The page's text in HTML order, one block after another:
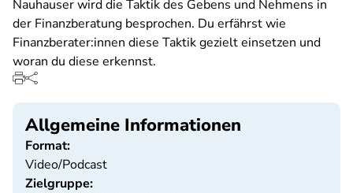
Nauhauser wird die Taktik des Gebens und Nehmens in
der Finanzberatung besprochen. Du erfährst wie
Finanzberater:innen diese Taktik gezielt einsetzen und
woran du diese erkennst.
Allgemeine Informationen
Format:
Video/Podcast
Zielgruppe: